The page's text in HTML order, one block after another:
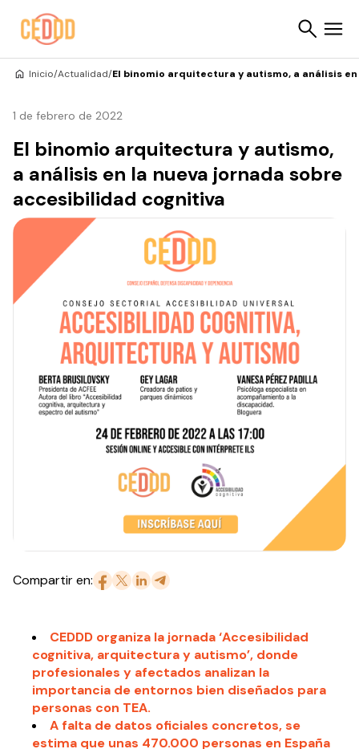
Inicio/Actualidad/El binomio arquitectura y autismo, a análisis
1 de febrero de 2022
El binomio arquitectura y autismo,
a análisis en la nueva jornada sobre
accesibilidad cognitiva
Compartir en:
CEDDD organiza la jornada ‘Accesibilidad
cognitiva, arquitectura y autismo’, donde
profesionales y afectados analizan la
importancia de entornos bien diseñados para
personas con TEA.
A falta de datos oficiales concretos, se
estima que unas 470.000 personas en España